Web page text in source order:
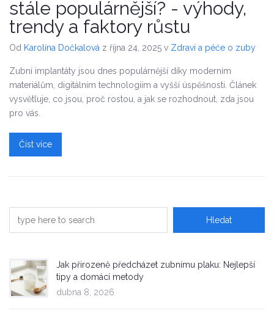
stále populárnější? - výhody,
trendy a faktory růstu
Od Karolína Dočkalová z října 24, 2025 v Zdraví a péče o zuby
Zubní implantáty jsou dnes populárnější díky moderním
materiálům, digitálním technologiím a vyšší úspěšnosti. Článek
vysvětluje, co jsou, proč rostou, a jak se rozhodnout, zda jsou
pro vás.
Číst více
Jak přirozeně předcházet zubnímu plaku: Nejlepší
tipy a domácí metody
dubna 8, 2026